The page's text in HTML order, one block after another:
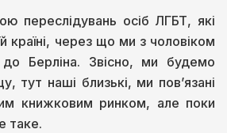
переслідувань осіб ЛГБТ, які
країні, через що ми з чоловіком
до Берліна. Звісно, ми будемо
тут наші близькі, ми пов’язані
книжковим ринком, але поки
таке.